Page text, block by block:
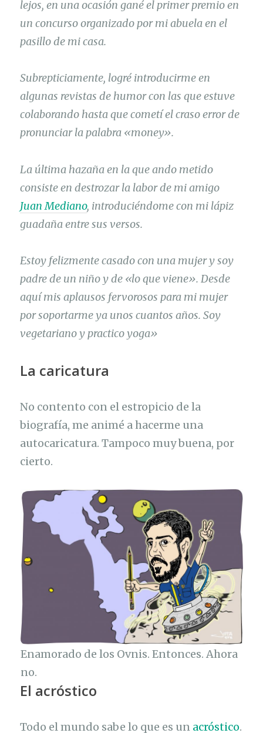
lejos, en una ocasión gané el primer premio en
un concurso organizado por mi abuela en el
pasillo de mi casa.
Subrepticiamente, logré introducirme en
algunas revistas de humor con las que estuve
colaborando hasta que cometí el craso error de
pronunciar la palabra «money».
La última hazaña en la que ando metido
consiste en destrozar la labor de mi amigo
Juan Mediano, introduciéndome con mi lápiz
guadaña entre sus versos.
Estoy felizmente casado con una mujer y soy
padre de un niño y de «lo que viene». Desde
aquí mis aplausos fervorosos para mi mujer
por soportarme ya unos cuantos años. Soy
vegetariano y practico yoga»
La caricatura
No contento con el estropicio de la
biografía, me animé a hacerme una
autocaricatura. Tampoco muy buena, por
cierto.
Enamorado de los Ovnis. Entonces. Ahora
no.
El acróstico
Todo el mundo sabe lo que es un acróstico.